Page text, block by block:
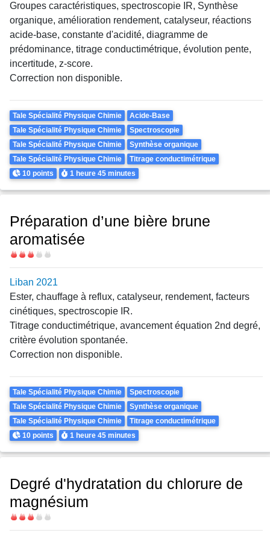
Groupes caractéristiques, spectroscopie IR, Synthèse
organique, amélioration rendement, catalyseur, réactions
acide-base, constante d'acidité, diagramme de
prédominance, titrage conductimétrique, évolution pente,
incertitude, z-score.
Correction non disponible.
Theme
Tale Spécialité Physique Chimie
Acide-Base
Tale Spécialité Physique Chimie
Spectroscopie
Tale Spécialité Physique Chimie
Synthèse organique
Tale Spécialité Physique Chimie
Titrage conductimétrique
Points
10 points Durée
1 heure45 minutes
Préparation d’une bière brune
aromatisée
Difficulté
Liban 2021
Ester, chauffage à reflux, catalyseur, rendement, facteurs
cinétiques, spectroscopie IR.
Titrage conductimétrique, avancement équation 2nd degré,
critère évolution spontanée.
Correction non disponible.
Theme
Tale Spécialité Physique Chimie
Spectroscopie
Tale Spécialité Physique Chimie
Synthèse organique
Tale Spécialité Physique Chimie
Titrage conductimétrique
Points
10 points Durée
1 heure45 minutes
Degré d'hydratation du chlorure de
magnésium
Difficulté